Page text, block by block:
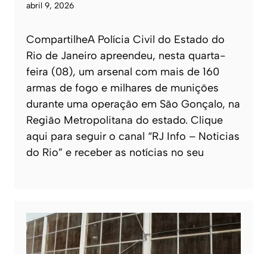
abril 9, 2026
CompartilheA Polícia Civil do Estado do
Rio de Janeiro apreendeu, nesta quarta-
feira (08), um arsenal com mais de 160
armas de fogo e milhares de munições
durante uma operação em São Gonçalo, na
Região Metropolitana do estado. Clique
aqui para seguir o canal “RJ Info – Noticias
do Rio” e receber as notícias no seu